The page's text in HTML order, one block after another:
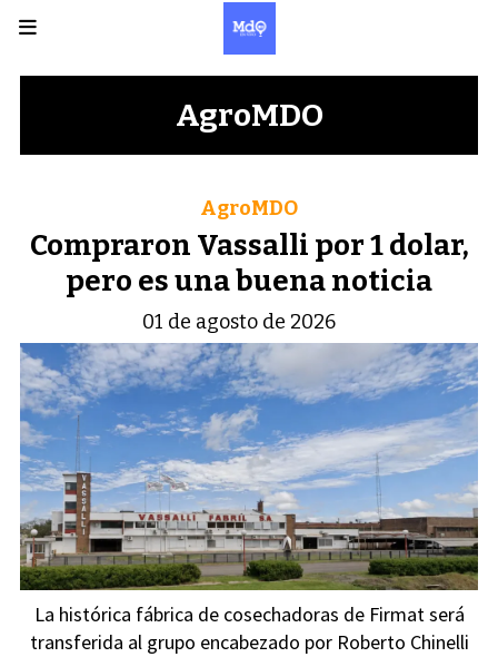
AgroMDO
Compraron Vassalli por 1 dolar,
pero es una buena noticia
AgroMDO
01 de agosto de 2026
La histórica fábrica de cosechadoras de Firmat será
transferida al grupo encabezado por Roberto Chinelli